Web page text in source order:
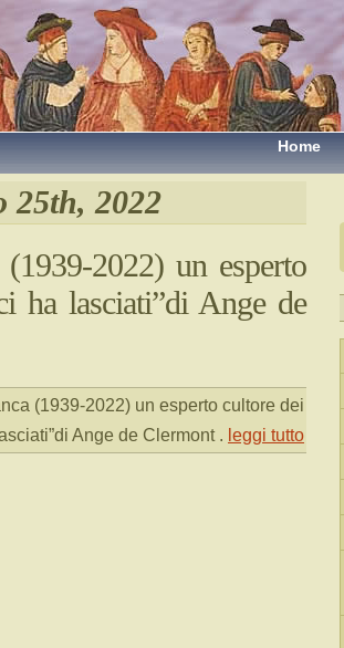
Home
25th, 2022
(1939-2022) un esperto
ha lasciati”di Ange de
(1939-2022) un esperto cultore dei
Ange de Clermont. leggi tutto